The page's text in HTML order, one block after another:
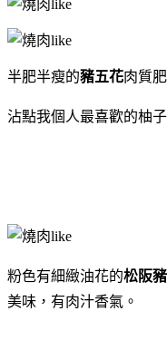
半肥半瘦的豬五花肉質
沾點我個人最喜歡的柚
粉色有細緻油花的松阪豬
美味，有肉汁香氣。